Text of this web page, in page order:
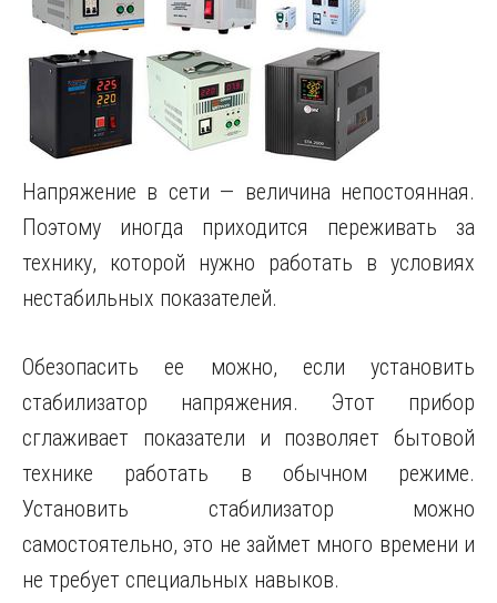
Напряжение в сети — величина непостоянная.
Поэтому иногда приходится переживать за
технику, которой нужно работать в условиях
нестабильных показателей.
Обезопасить ее можно, если установить
стабилизатор напряжения. Этот прибор
сглаживает показатели и позволяет бытовой
технике работать в обычном режиме.
Установить стабилизатор можно
самостоятельно, это не займет много времени и
не требует специальных навыков.